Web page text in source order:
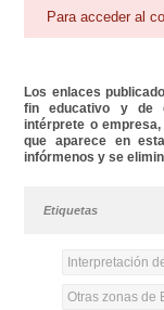
Para acceder al
Los enlaces
fin educativo y de
intérprete o
que aparece en
infórmenos y se
Etiquetas
Interpretación
Otras zonas de